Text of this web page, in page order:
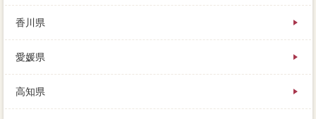
香川県
愛媛県
高知県